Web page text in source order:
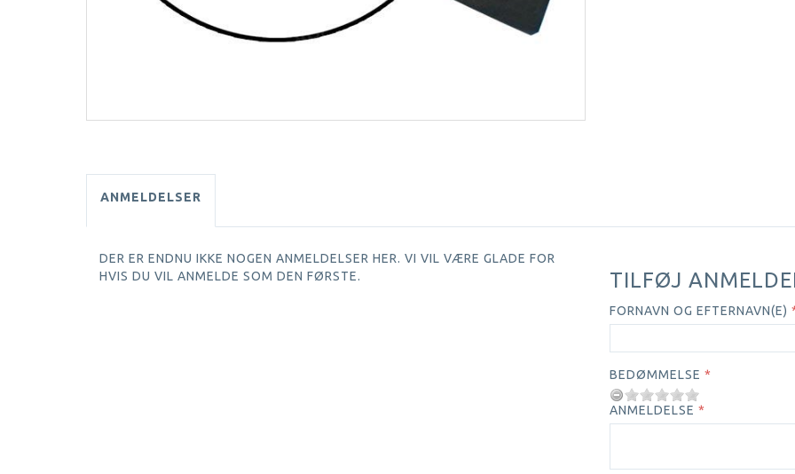
ANMELDELSER
DER ER ENDNU IKKE NOGEN ANMELDELSER HER. VI VIL VÆRE GLADE FOR
HVIS DU VIL ANMELDE SOM DEN FØRSTE.
TILFØJ
FORNAVN OG EFTERNAVN(E)
BEDØMMELSE
ANMELDELSE